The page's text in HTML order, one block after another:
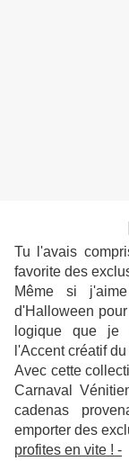
Tu l'avais
favorite des
Même si
d'Halloween
logique que je
l'Accent créatif
Avec cette
Carnaval
cadenas
emporter des
profites en vite ! -